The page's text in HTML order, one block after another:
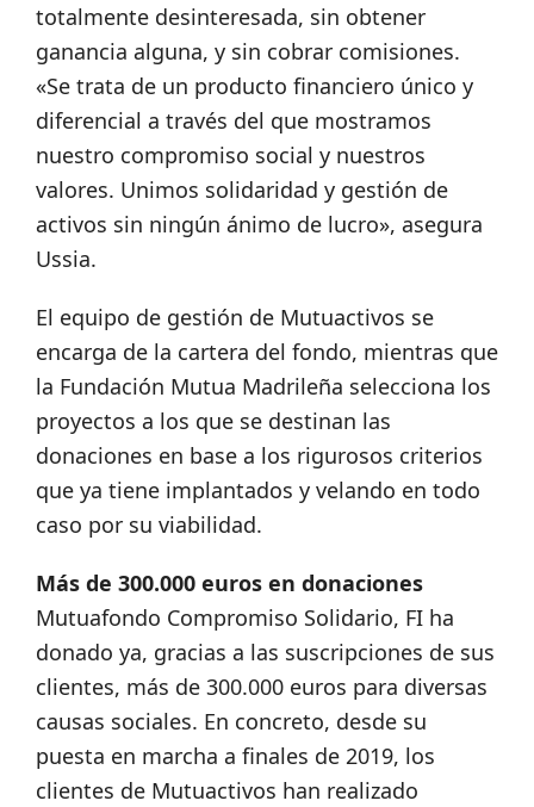
totalmente desinteresada, sin obtener
ganancia alguna, y sin cobrar comisiones.
«Se trata de un producto financiero único y
diferencial a través del que mostramos
nuestro compromiso social y nuestros
valores. Unimos solidaridad y gestión de
activos sin ningún ánimo de lucro», asegura
Ussia.
El equipo de gestión de Mutuactivos se
encarga de la cartera del fondo, mientras que
la Fundación Mutua Madrileña selecciona los
proyectos a los que se destinan las
donaciones en base a los rigurosos criterios
que ya tiene implantados y velando en todo
caso por su viabilidad.
Más de 300.000 euros en donaciones
Mutuafondo Compromiso Solidario, FI ha
donado ya, gracias a las suscripciones de sus
clientes, más de 300.000 euros para diversas
causas sociales. En concreto, desde su
puesta en marcha a finales de 2019, los
clientes de Mutuactivos han realizado